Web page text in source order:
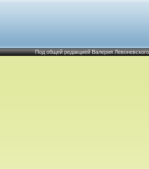
Под общей редакцией Валерия Левоневского